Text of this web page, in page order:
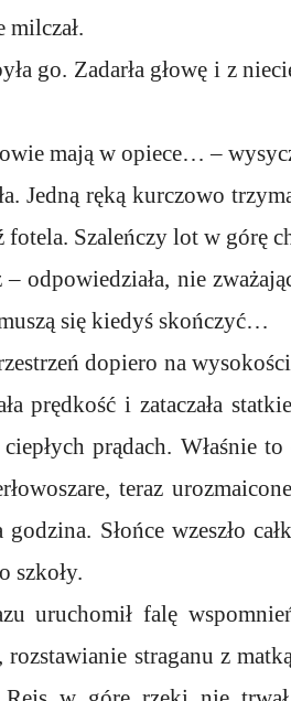
milczał.
go. Zadarła głowę i z
mają w opiece… –
Jedną ręką kurczowo
fotela. Szaleńczy lot w górę
odpowiedziała, nie
się kiedyś skończyć…
dopiero na
prędkość i zataczała
prądach. Właśnie
teraz
Słońce wzeszło
szkoły.
uruchomił falę
rozstawianie straganu z